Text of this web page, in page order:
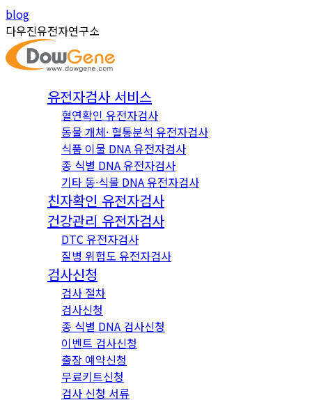
Skip
to
content
Instagram
page
opens
in
YouTube
page
opens
in
blog
다우진유전자연구소
유전자검사 서비스
혈연확인 유전자검사
동물 개체· 혈통분석 유전자검사
식품 이물 DNA 유전자검사
종 식별 DNA 유전자검사
기타 동·식물 DNA 유전자검사
친자확인 유전자검사
건강관리 유전자검사
DTC 유전자검사
질병 위험도 유전자검사
검사신청
검사 절차
검사신청
종 식별 DNA 검사신청
이벤트 검사신청
출장 예약신청
무료키트신청
검사 신청 서류